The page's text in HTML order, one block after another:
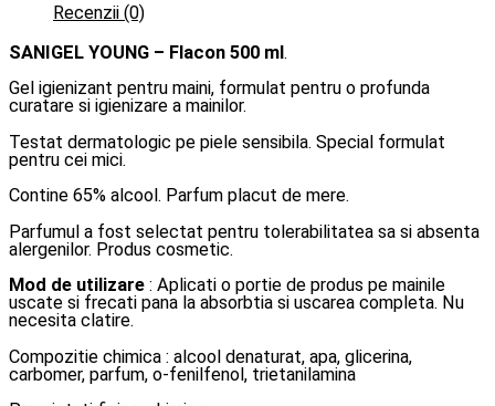
Recenzii (0)
SANIGEL YOUNG – Flacon 500 ml.
Gel igienizant pentru maini, formulat pentru o profunda
curatare si igienizare a mainilor.
Testat dermatologic pe piele sensibila. Special formulat
pentru cei mici.
Contine 65% alcool. Parfum placut de mere.
Parfumul a fost selectat pentru tolerabilitatea sa si absenta
alergenilor. Produs cosmetic.
Mod de utilizare : Aplicati o portie de produs pe mainile
uscate si frecati pana la absorbtia si uscarea completa. Nu
necesita clatire.
Compozitie chimica : alcool denaturat, apa, glicerina,
carbomer, parfum, o-fenilfenol, trietanilamina